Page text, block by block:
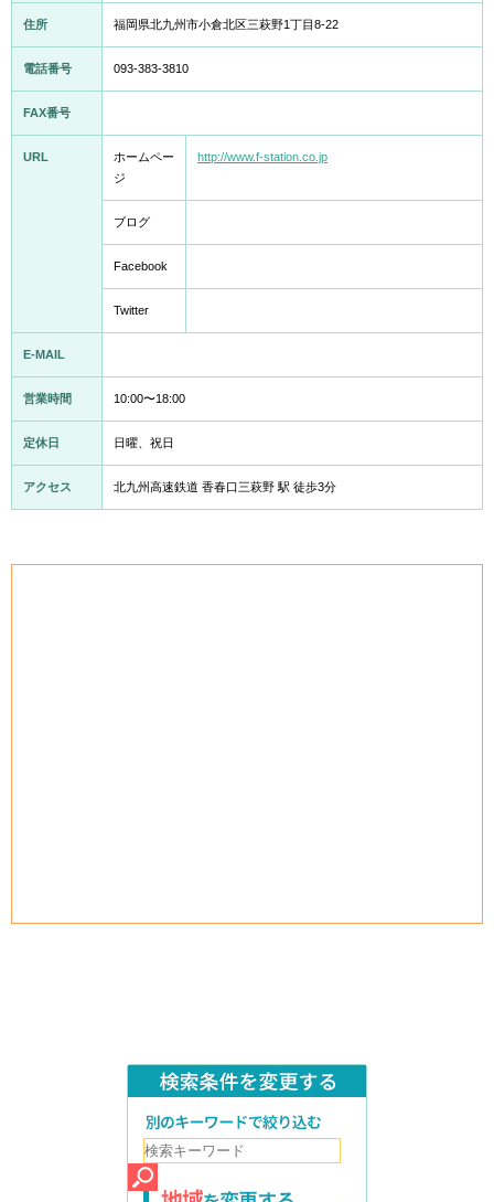
住所 福岡県北九州市小倉北区三萩野1丁目8-22
電話番号 093-383-3810
FAX番号
URL
ホームペー
ジ
http://www.f-station.co.jp
ブログ
Facebook
Twitter
E-MAIL
営業時間 10:00〜18:00
定休日 日曜、祝日
アクセス 北九州高速鉄道 香春口三萩野 駅 徒歩3分